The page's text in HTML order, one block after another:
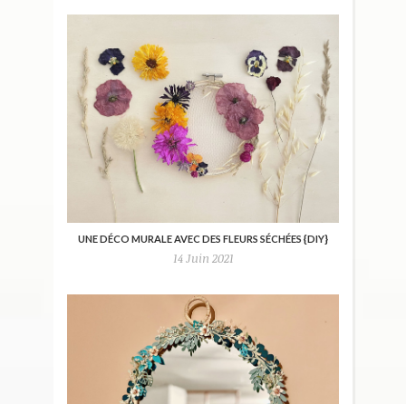
UNE DÉCO MURALE AVEC DES FLEURS SÉCHÉES {DIY}
14 Juin 2021